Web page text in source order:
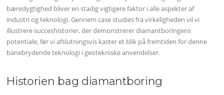
bæredygtighed bliver en stadig vigtigere faktor i alle aspekter af
industri og teknologi. Gennem case studies fra virkeligheden vil vi
illustrere succeshistorier, der demonstrerer diamantboringens
potentiale, før vi afslutningsvis kaster et blik på fremtiden for denne
banebrydende teknologi i geotekniske anvendelser.
Historien bag diamantboring